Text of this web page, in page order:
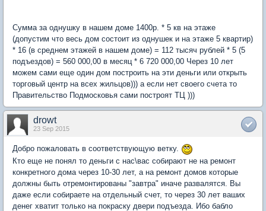
Сумма за однушку в нашем доме 1400р. * 5 кв на этаже
(допустим что весь дом состоит из однушек и на этаже 5 квартир)
* 16 (в среднем этажей в нашем доме) = 112 тысяч рублей * 5 (5
подъездов) = 560 000,00 в месяц * 6 720 000,00 Через 10 лет
можем сами еще один дом построить на эти деньги или открыть
торговый центр на всех жильцов))) а если нет своего счета то
Правительство Подмосковья сами построят ТЦ )))
drowt
23 Sep 2015
Добро пожаловать в соответствующую ветку.
Кто еще не понял то деньги с нас\вас собирают не на ремонт
конкретного дома через 10-30 лет, а на ремонт домов которые
должны быть отремонтированы "завтра" иначе развалятся. Вы
даже если собираете на отдельный счет, то через 30 лет ваших
денег хватит только на покраску двери подъезда. Ибо бабло